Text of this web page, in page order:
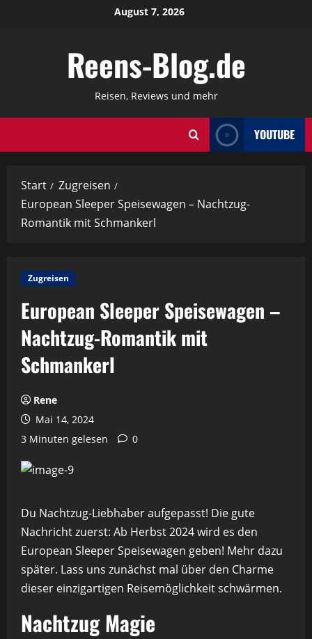
August 7, 2026
Reens-Blog.de
Reisen, Reviews und mehr
YOUTUBE
Start
Zugreisen
European Sleeper Speisewagen – Nachtzug-
Romantik mit Schmankerl
Zugreisen
European Sleeper Speisewagen –
Nachtzug-Romantik mit
Schmankerl
Rene
Mai 14, 2024
3 Minuten gelesen
0
Du Nachtzug-Liebhaber aufgepasst! Die gute
Nachricht zuerst: Ab Herbst 2024 wird es den
European Sleeper Speisewagen geben! Mehr dazu
später. Lass uns zunächst mal über den Charme
dieser einzigartigen Reisemöglichkeit schwärmen.
Nachtzug Magie